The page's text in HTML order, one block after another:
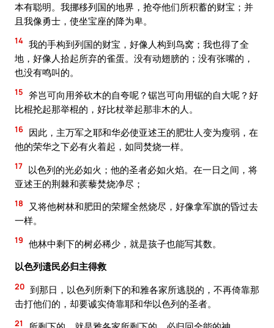
本有聪明。我挪移列国的地界，抢夺他们所积蓄的财宝；并
且我像勇士，使坐宝座的降为卑。
14 我的手构到列国的财宝，好像人构到鸟窝；我也得了全
地，好像人拾起所弃的雀蛋。没有动翅膀的；没有张嘴的，
也没有鸣叫的。
15 斧岂可向用斧砍木的自夸呢？锯岂可向用锯的自大呢？好
比棍抡起那举棍的，好比杖举起那非木的人。
16 因此，主万军之耶和华必使亚述王的肥壮人变为瘦弱，在
他的荣华之下必有火着起，如同焚烧一样。
17 以色列的光必如火；他的圣者必如火焰。在一日之间，将
亚述王的荆棘和蒺藜焚烧净尽；
18
又将他树林和肥田的荣耀全然烧尽，好像拿军旗的昏过去
一样。
19 他林中剩下的树必稀少，就是孩子也能写其数。
以色列遗民必归主得救
20 到那日，以色列所剩下的和雅各家所逃脱的，不再倚靠那
击打他们的，却要诚实倚靠耶和华以色列的圣者。
21